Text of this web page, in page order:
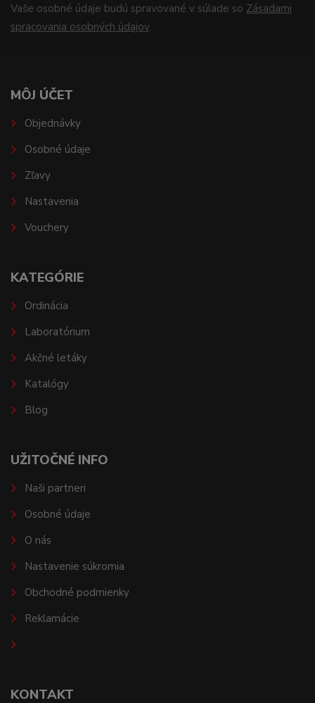
Vaše osobné údaje budú spravované v súlade so Zásadami
spracovania osobných údajov.
KONTAKT
MÔJ ÚČET
Objednávky
Osobné údaje
Zľavy
Nastavenia
Vouchery
KATEGÓRIE
Ordinácia
Laboratórium
Akčné letáky
Katalógy
Blog
UŽITOČNÉ INFO
Naši partneri
Osobné údaje
O nás
Nastavenie súkromia
Obchodné podmienky
Reklamácie